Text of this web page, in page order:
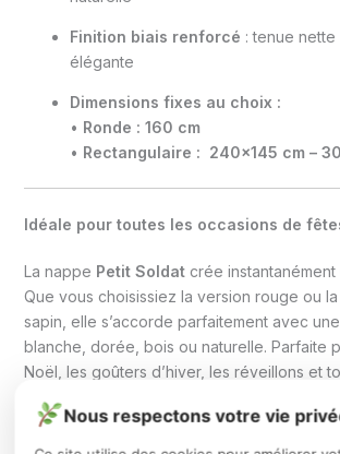
Finition biais renforcé : tenue
élégante
Dimensions fixes au choix :
• Ronde : 160 cm
• Rectangulaire : 240×145 cm –
Idéale pour toutes les occasions de
La nappe Petit Soldatcrée instantanément
Que vous choisissiez la version rouge ou
sapin, elle s’accorde parfaitement avec
blanche, dorée, bois ou naturelle. Parfaite
Noël, les goûters d’hiver, les réveillons et
Nous respectons votre vie